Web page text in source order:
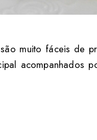
muito fáceis de
acompanhados